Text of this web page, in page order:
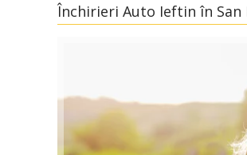
Închirieri Auto Ieftin în